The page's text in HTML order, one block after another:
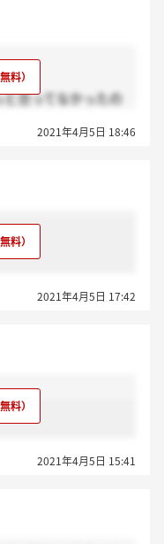
合ってなかったの
2021年4月5日 18:46
2021年4月5日 17:42
2021年4月5日 15:41